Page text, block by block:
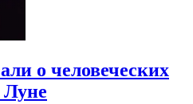
о человеческих
Луне